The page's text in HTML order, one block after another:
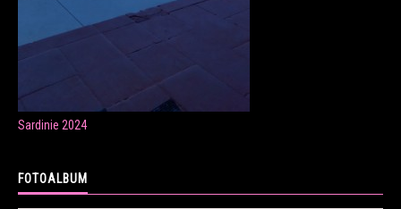
Sardinie 2024
FOTOALBUM